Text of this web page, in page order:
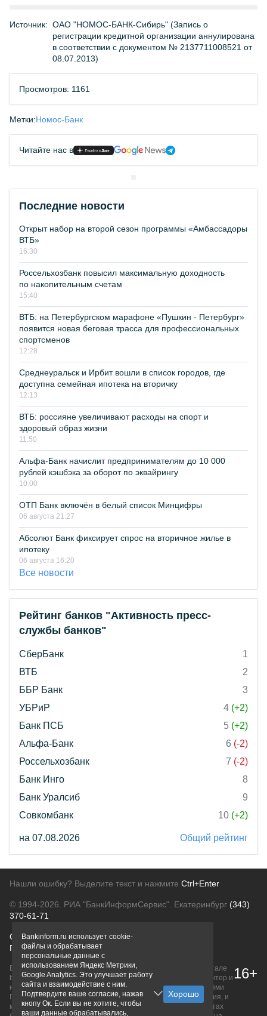
Источник: ОАО "НОМОС-БАНК-Сибирь" (Запись о
регистрации кредитной организации аннулирована
в соответствии с документом № 2137711008521 от
08.07.2013)
Просмотров: 1161
Метки:Номос-Банк
Читайте нас в
Последние новости
Открыт набор на второй сезон программы «Амбассадоры
ВТБ»
16:30
Россельхозбанк повысил максимальную доходность
по накопительным счетам
15:40
ВТБ: на Петербургском марафоне «Пушкин - Петербург»
появится новая беговая трасса для профессиональных
спортсменов
12:28
Среднеуральск и Ирбит вошли в список городов, где
доступна семейная ипотека на вторичку
12:13
ВТБ: россияне увеличивают расходы на спорт и
здоровый образ жизни
11:50
Альфа-Банк начислит предпринимателям до 10 000
рублей кэшбэка за оборот по эквайрингу
10:00
ОТП Банк включён в белый список Минцифры
06 августа 21:27
Абсолют Банк фиксирует спрос на вторичное жилье в
ипотеку
06 августа 16:20
Все новости
Рейтинг банков "Активность пресс-
службы банков"
СберБанк
1
ВТБ
2
ББР Банк
3
УБРиР
4 (+2)
Банк ПСБ
5 (+2)
Альфа-Банк
6 (-2)
Россельхозбанк
7 (-2)
Банк Инго
8
Банк Уралсиб
9
Совкомбанк
10 (+2)
на 07.08.2026 Общий рейтинг
Нашли ошибку? Выделите текст и нажмите Ctrl+Enter
© 1994-2026. РИА "БанкИнформСервис". Екатеринбург (343)
370-61-71
О проектеПолитика конфиденциальности
Правовая информацияДля рекламодателей
Вся информация о продуктах банков, размещенная на портале
bankinform.ru, носит исключительно ознакомительный характер и
не является публичной офертой, определяемой положениями
ГК РФ. Информация не содержит точного и полного описания, и
может быть изменена. Конечные условия уточняйте на сайтах
16+
Bankinform.ru использует cookie-
файлы и обрабатывает
персональные данные с
использованием Яндекс Метрики,
Google Analytics. Это улучшает работу
сайта и взаимодействие с ним.
Подтвердите ваше согласие, нажав
кнопу Ок. Если вы не хотите, чтобы
ваши данные обрабатывались,